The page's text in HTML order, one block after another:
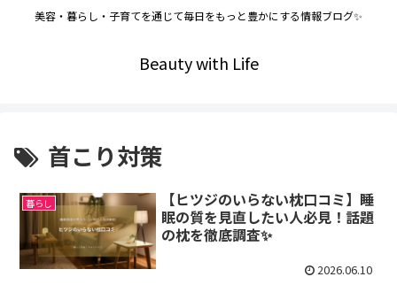
美容・暮らし・子育てを通じて毎日をもっと豊かにする情報ブログ✨
Beauty with Life
首こり対策
暮らし
【ヒツジのいらない枕口コミ】睡
眠の質を見直したい人必見！話題
の枕を徹底調査✨
2026.06.10